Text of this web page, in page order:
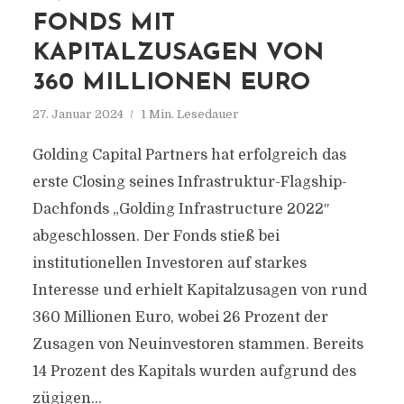
FONDS MIT
KAPITALZUSAGEN VON
360 MILLIONEN EURO
27. Januar 2024 1 Min. Lesedauer
Golding Capital Partners hat erfolgreich das
erste Closing seines Infrastruktur-Flagship-
Dachfonds „Golding Infrastructure 2022″
abgeschlossen. Der Fonds stieß bei
institutionellen Investoren auf starkes
Interesse und erhielt Kapitalzusagen von rund
360 Millionen Euro, wobei 26 Prozent der
Zusagen von Neuinvestoren stammen. Bereits
14 Prozent des Kapitals wurden aufgrund des
zügigen...